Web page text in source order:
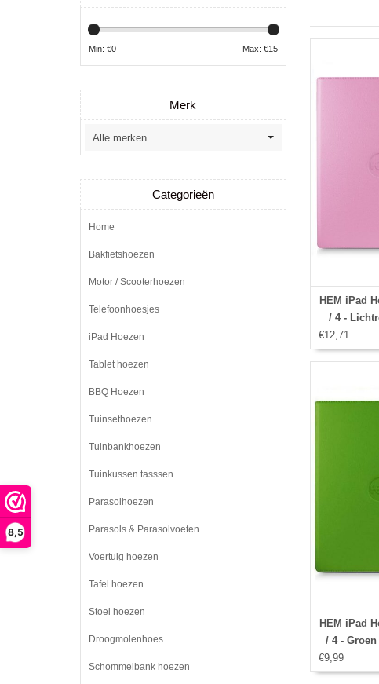
8,5
HEM iPad
/ 4 -
€12,71
HEM iPad
/ 4 -
€9,99
Min: €0 Max: €15
Merk
Categorieën
Home
Bakfietshoezen
Motor / Scooterhoezen
Telefoonhoesjes
iPad Hoezen
Tablet hoezen
BBQ Hoezen
Tuinsethoezen
Tuinbankhoezen
Tuinkussen tasssen
Parasolhoezen
Parasols & Parasolvoeten
Voertuig hoezen
Tafel hoezen
Stoel hoezen
Droogmolenhoes
Schommelbank hoezen